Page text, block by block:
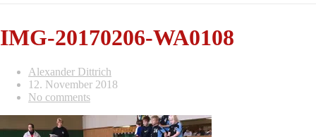
IMG-20170206-WA0108
Alexander Dittrich
12. November 2018
No comments